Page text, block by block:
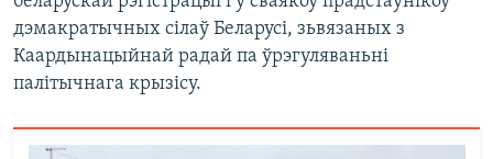
дэмакратычных сілаў Беларусі, зьвязаных з
Каардынацыйнай радай па ўрэгуляваньні
палітычнага крызісу.